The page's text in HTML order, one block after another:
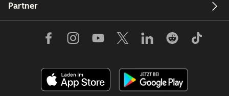
Partner